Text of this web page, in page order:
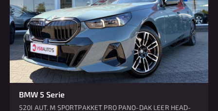
BMW 5 Serie
520I AUT. M SPORTPAKKET PRO PANO-DAK LEER HEAD-